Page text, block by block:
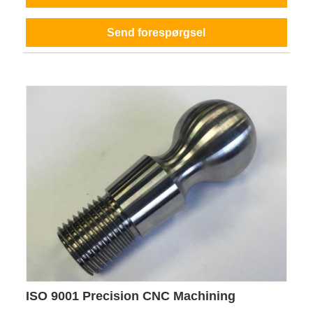
Send forespørgsel
ISO 9001 Precision CNC Machining